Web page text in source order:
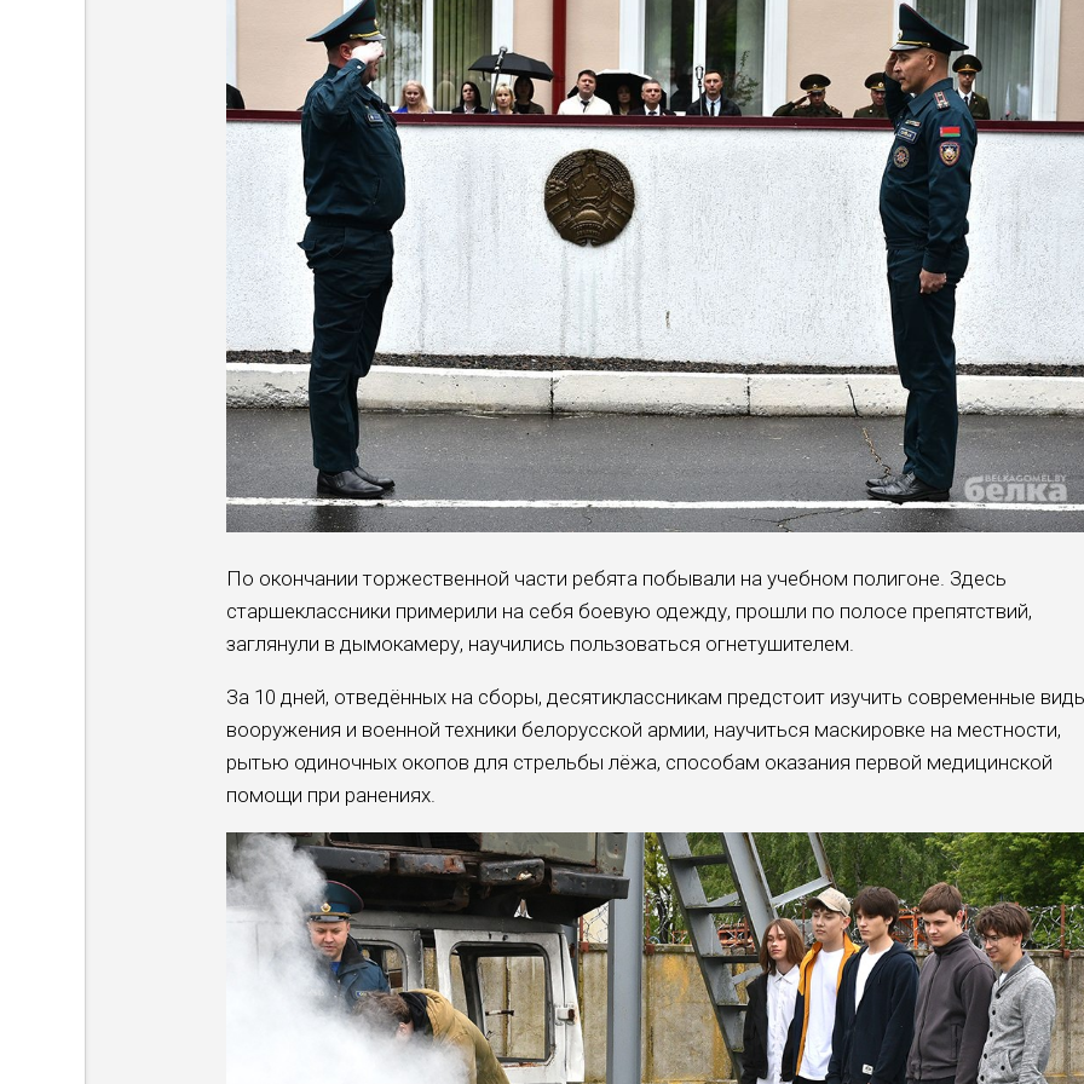
По окончании торжественной части ребята побывали на учебном полигоне. Здесь
старшеклассники примерили на себя боевую одежду, прошли по полосе препятствий,
заглянули в дымокамеру, научились пользоваться огнетушителем.
За 10 дней, отведённых на сборы, десятиклассникам предстоит изучить современные
вооружения и военной техники белорусской армии, научиться маскировке на местности,
рытью одиночных окопов для стрельбы лёжа, способам оказания первой медицинской
помощи при ранениях.